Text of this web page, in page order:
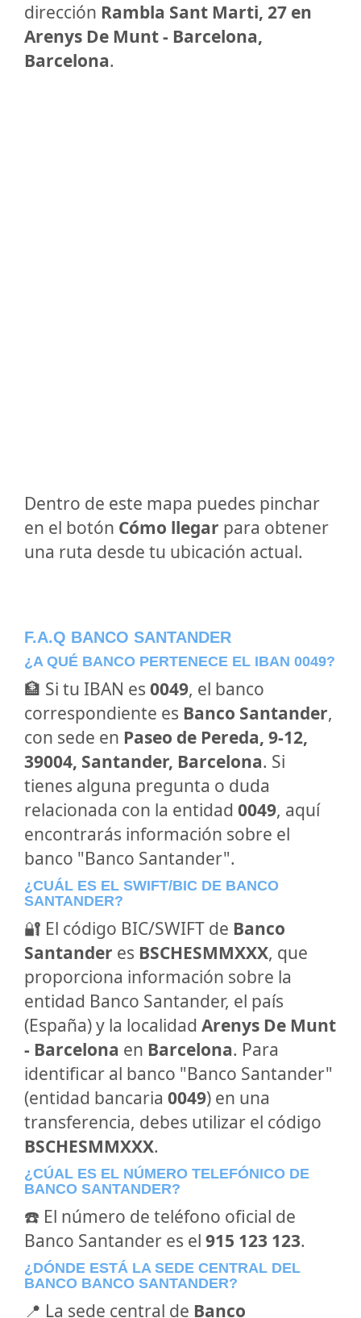
dirección Rambla Sant Marti, 27 en
Arenys De Munt - Barcelona,
Barcelona.
Dentro de este mapa puedes pinchar
en el botón Cómo llegar para obtener
una ruta desde tu ubicación actual.
F.A.Q BANCO SANTANDER
¿A QUÉ BANCO PERTENECE EL IBAN 0049?
🏦 Si tu IBAN es 0049, el banco
correspondiente es Banco Santander,
con sede en Paseo de Pereda, 9-12,
39004, Santander, Barcelona. Si
tienes alguna pregunta o duda
relacionada con la entidad 0049, aquí
encontrarás información sobre el
banco "Banco Santander".
¿CUÁL ES EL SWIFT/BIC DE BANCO
SANTANDER?
🔐 El código BIC/SWIFT de Banco
Santander es BSCHESMMXXX, que
proporciona información sobre la
entidad Banco Santander, el país
(España) y la localidad Arenys De Munt
- Barcelona en Barcelona. Para
identificar al banco "Banco Santander"
(entidad bancaria 0049) en una
transferencia, debes utilizar el código
BSCHESMMXXX.
¿CÚAL ES EL NÚMERO TELEFÓNICO DE
BANCO SANTANDER?
☎️ El número de teléfono oficial de
Banco Santander es el 915 123 123.
¿DÓNDE ESTÁ LA SEDE CENTRAL DEL
BANCO BANCO SANTANDER?
📍 La sede central de Banco